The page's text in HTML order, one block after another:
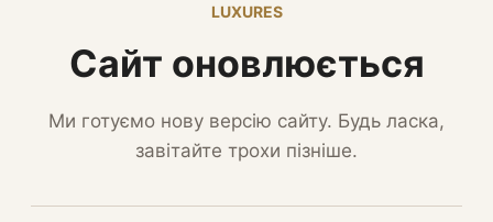
LUXURES
Сайт оновлюється
Ми готуємо нову версію сайту. Будь ласка,
завітайте трохи пізніше.